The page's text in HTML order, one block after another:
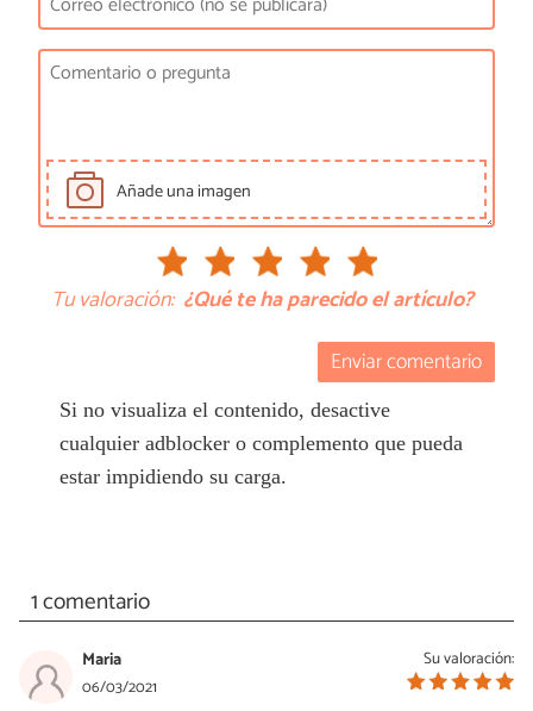
Añade una imagen
Tu valoración: ¿Qué te ha parecido el artículo?
Enviar comentario
Si no visualiza el contenido, desactive
cualquier adblocker o complemento que pueda
estar impidiendo su carga.
1 comentario
Su valoración:
Maria
06/03/2021